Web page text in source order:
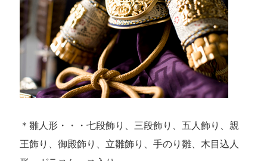
＊雛人形・・・七段飾り、三段飾り、五人飾り、親
王飾り、御殿飾り、立雛飾り、手のり雛、木目込人